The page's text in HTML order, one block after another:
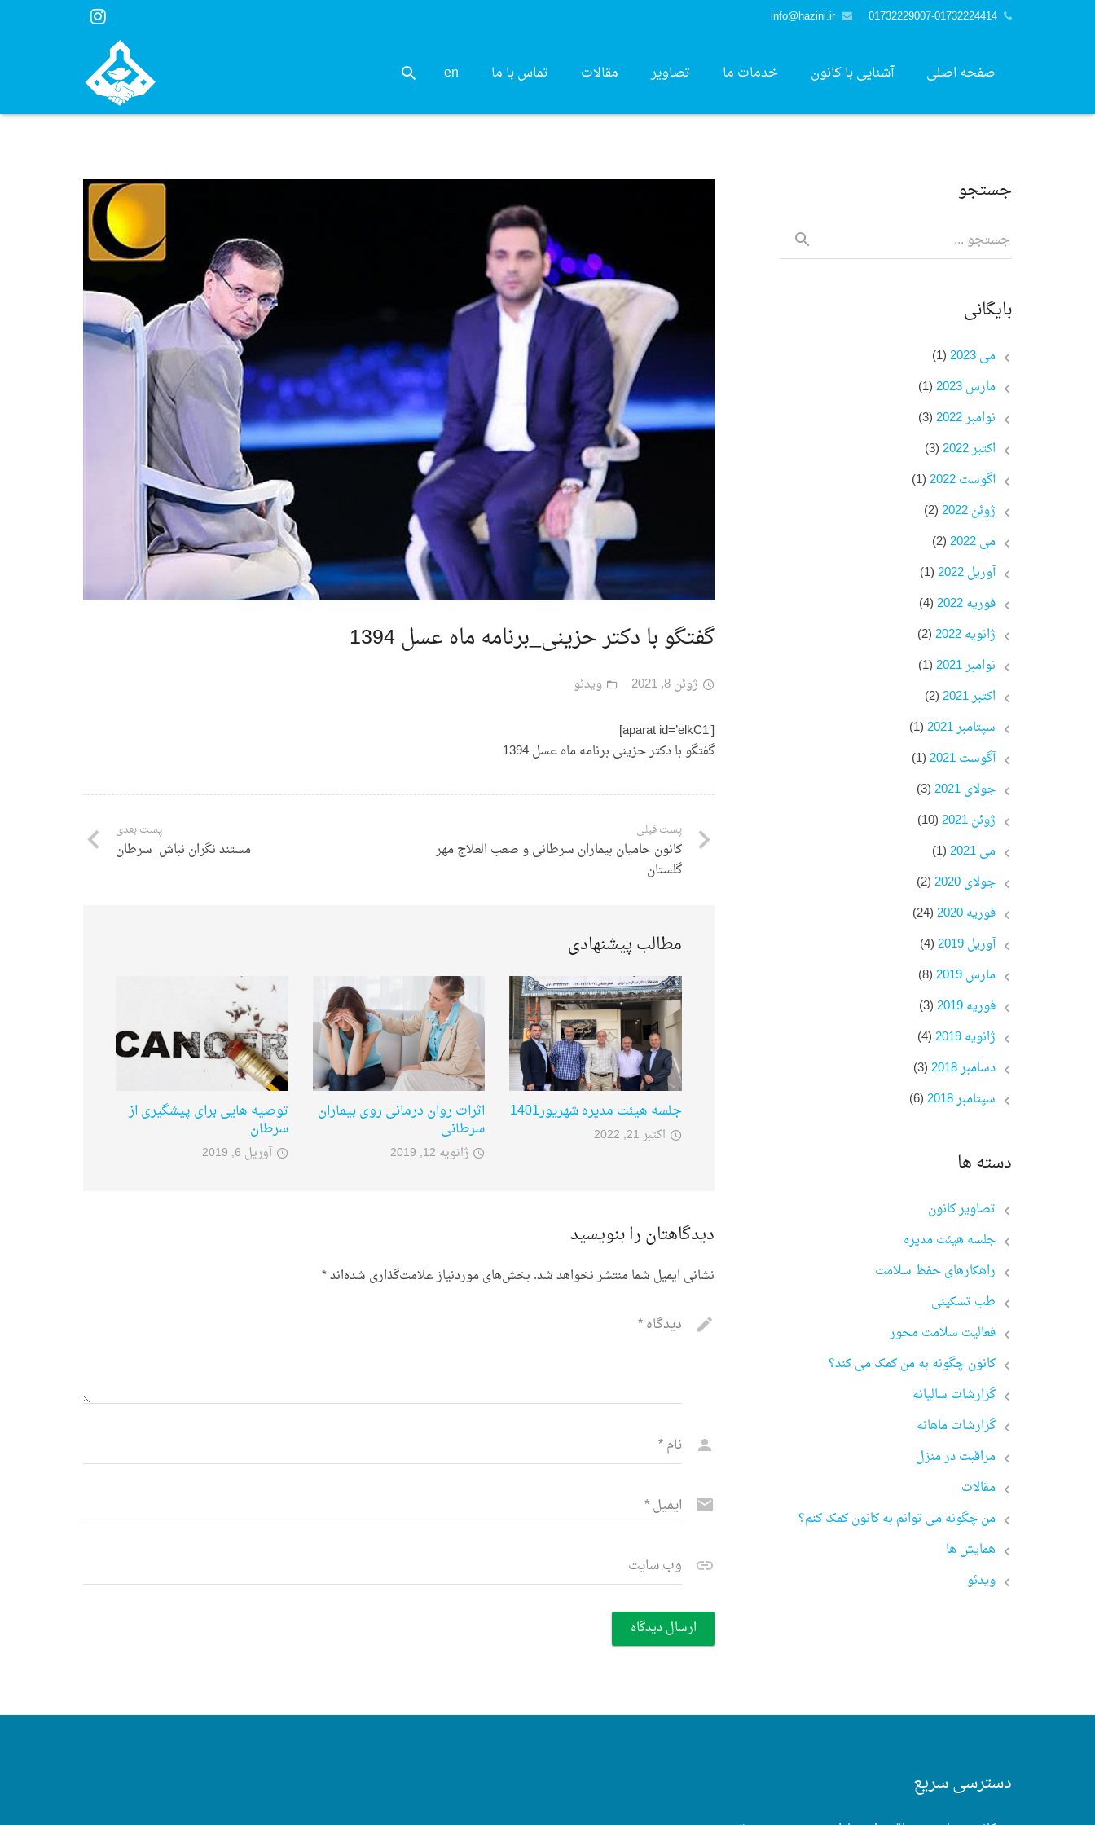
01732229007-01732224414
info@hazini.ir
صفحه اصلی آشنایی با کانون خدمات ما تصاویر مقالات تماس با ما en
گفتگو با دکتر حزینی_برنامه ماه عسل 1394
ژوئن 8, 2021
ویدئو
[aparat id=’elkC1′]
گفتگو با دکتر حزینی برنامه ماه عسل 1394
پست قبلی
کانون حامیان بیماران سرطانی و صعب العلاج مهر
گلستان
پست بعدی
مستند نگران نباش_سرطان
مطالب پیشنهادی
جلسه هیئت مدیره شهریور1401
اکتبر 21, 2022
اثرات روان درمانی روی بیماران
سرطانی
ژانویه 12, 2019
توصیه هایی برای پیشگیری از
سرطان
آوریل 6, 2019
دیدگاهتان را بنویسید
نشانی ایمیل شما منتشر نخواهد شد. بخش‌های موردنیاز علامت‌گذاری شده‌اند*
دیدگاه*
نام*
ایمیل*
وب سایت
جستجو
بایگانی
می 2023
(1)
مارس 2023
(1)
نوامبر 2022
(3)
اکتبر 2022
(3)
آگوست 2022
(1)
ژوئن 2022
(2)
می 2022
(2)
آوریل 2022
(1)
فوریه 2022
(4)
ژانویه 2022
(2)
نوامبر 2021
(1)
اکتبر 2021
(2)
سپتامبر 2021
(1)
آگوست 2021
(1)
جولای 2021
(3)
ژوئن 2021
(10)
می 2021
(1)
جولای 2020
(2)
فوریه 2020
(24)
آوریل 2019
(4)
مارس 2019
(8)
فوریه 2019
(3)
ژانویه 2019
(4)
دسامبر 2018
(3)
سپتامبر 2018
(6)
دسته ها
تصاویر کانون
جلسه هیئت مدیره
راهکارهای حفظ سلامت
طب تسکینی
فعالیت سلامت محور
کانون چگونه به من کمک می کند؟
گزارشات سالیانه
گزارشات ماهانه
مراقبت در منزل
مقالات
من چگونه می توانم به کانون کمک کنم؟
همایش ها
ویدئو
دسترسی سریع